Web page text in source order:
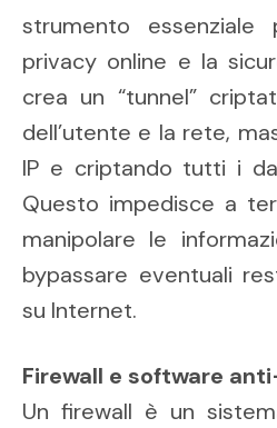
strumento
privacy online e la
crea un “tunnel”
dell’utente e la rete,
IP e criptando tutti i
Questo impedisce a
manipolare le
bypassare eventuali
su Internet.
Firewall e software
Un firewall è un